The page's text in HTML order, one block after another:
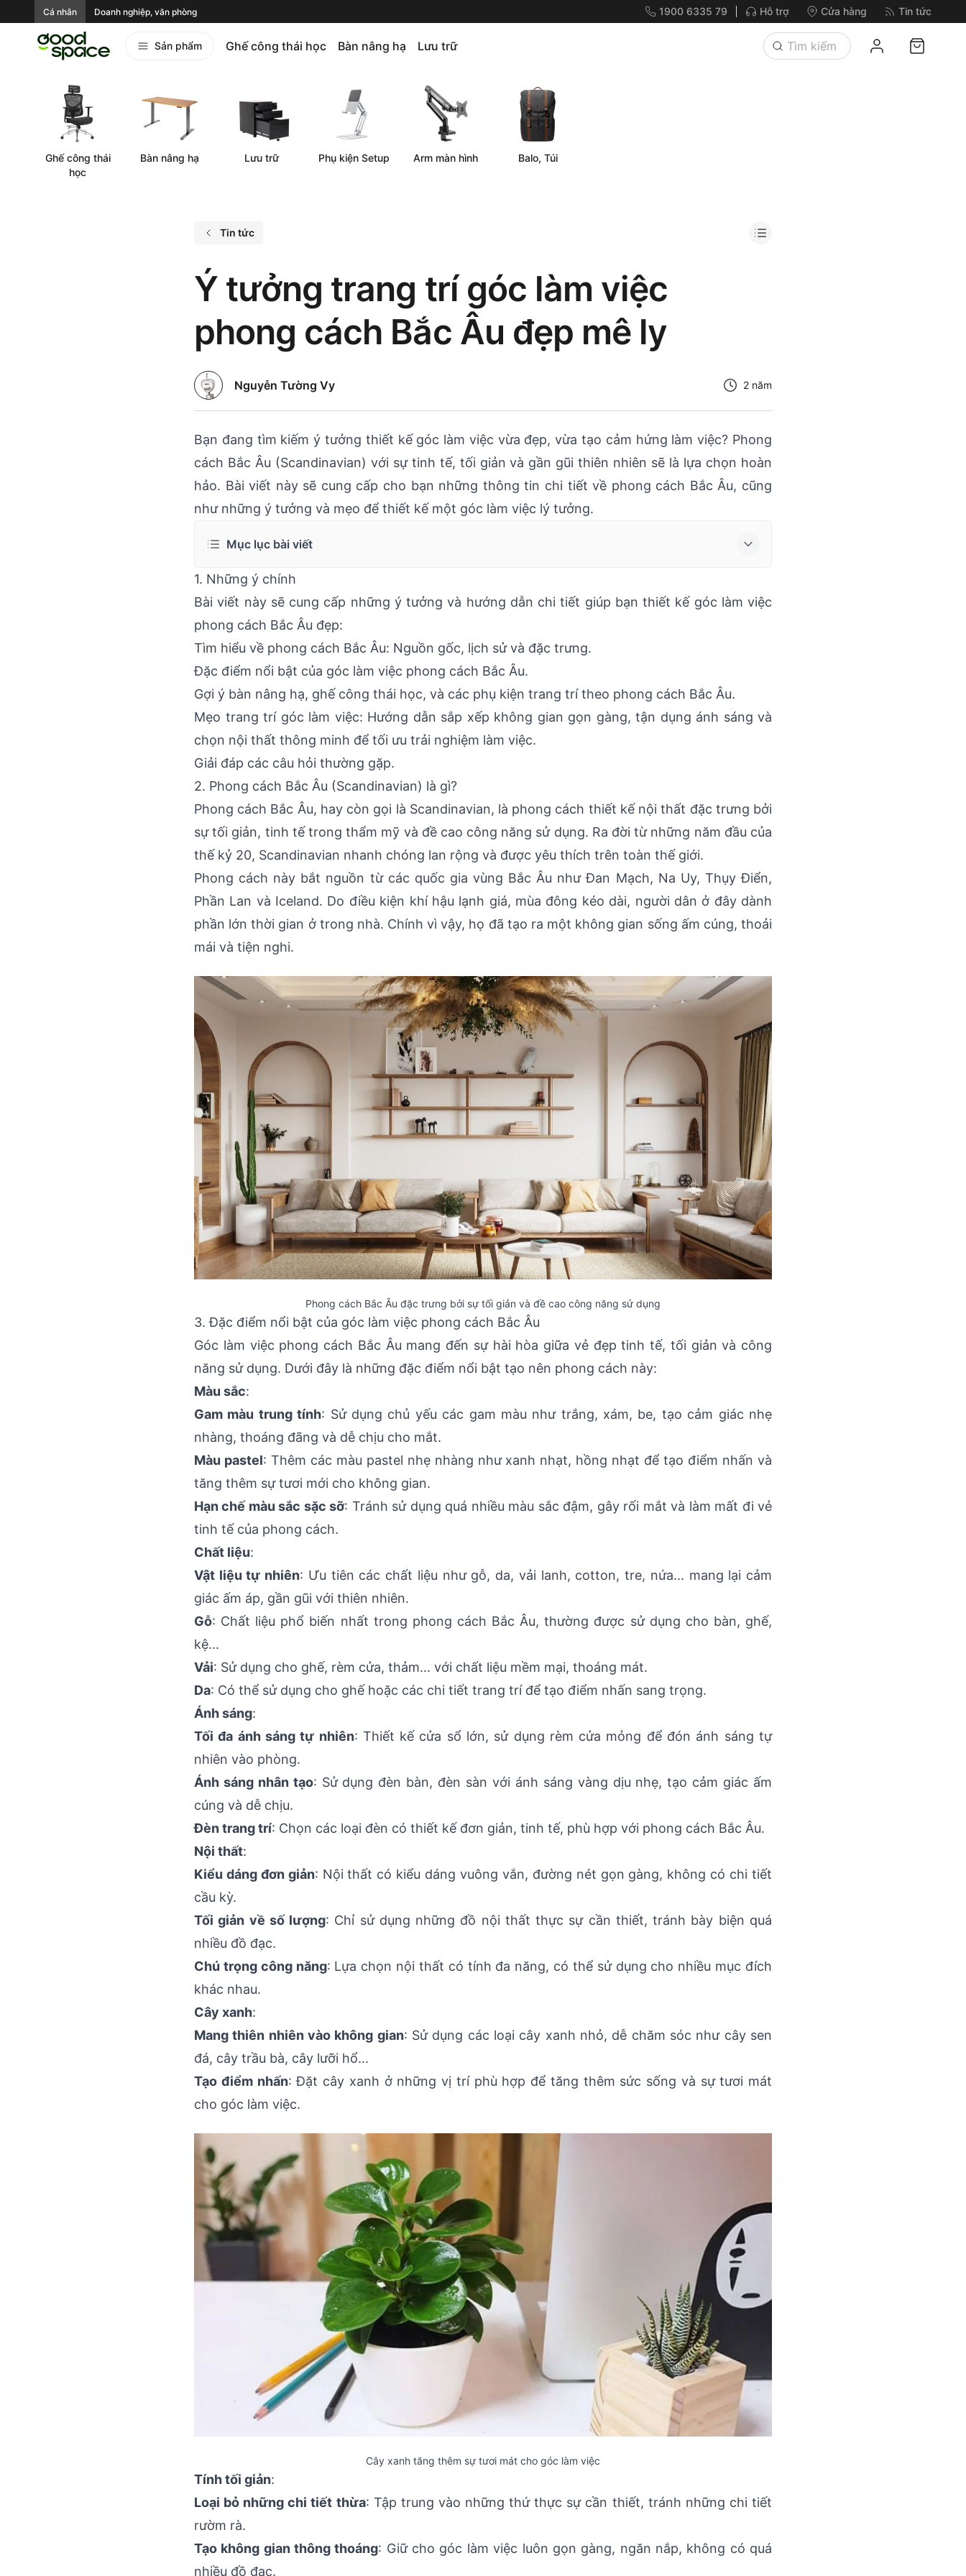
Cá nhân Doanh nghiệp, văn phòng 1900 6335 79 Hỗ trợ Cửa hàng Tin tức
Sản phẩm Ghế công thái học Bàn nâng hạ Lưu trữ
Ghế công thái
học
Bàn nâng hạ Lưu trữ Phụ kiện Setup Arm màn hình Balo, Túi
Tin tức
Ý tưởng trang trí góc làm việc
phong cách Bắc Âu đẹp mê ly
Nguyễn Tường Vy 2 năm
Bạn đang tìm kiếm ý tưởng thiết kế góc làm việc vừa đẹp, vừa tạo cảm hứng làm việc? Phong
cách Bắc Âu (Scandinavian) với sự tinh tế, tối giản và gần gũi thiên nhiên sẽ là lựa chọn hoàn
hảo. Bài viết này sẽ cung cấp cho bạn những thông tin chi tiết về phong cách Bắc Âu, cũng
như những ý tưởng và mẹo để thiết kế một góc làm việc lý tưởng.
Mục lục bài viết
1. Những ý chính
Bài viết này sẽ cung cấp những ý tưởng và hướng dẫn chi tiết giúp bạn thiết kế góc làm việc
phong cách Bắc Âu đẹp:
Tìm hiểu về phong cách Bắc Âu: Nguồn gốc, lịch sử và đặc trưng.
Đặc điểm nổi bật của góc làm việc phong cách Bắc Âu.
Gợi ý bàn nâng hạ, ghế công thái học, và các phụ kiện trang trí theo phong cách Bắc Âu.
Mẹo trang trí góc làm việc: Hướng dẫn sắp xếp không gian gọn gàng, tận dụng ánh sáng và
chọn nội thất thông minh để tối ưu trải nghiệm làm việc.
Giải đáp các câu hỏi thường gặp.
2. Phong cách Bắc Âu (Scandinavian) là gì?
Phong cách Bắc Âu, hay còn gọi là Scandinavian, là phong cách thiết kế nội thất đặc trưng bởi
sự tối giản, tinh tế trong thẩm mỹ và đề cao công năng sử dụng. Ra đời từ những năm đầu của
thế kỷ 20, Scandinavian nhanh chóng lan rộng và được yêu thích trên toàn thế giới.
Phong cách này bắt nguồn từ các quốc gia vùng Bắc Âu như Đan Mạch, Na Uy, Thụy Điển,
Phần Lan và Iceland. Do điều kiện khí hậu lạnh giá, mùa đông kéo dài, người dân ở đây dành
phần lớn thời gian ở trong nhà. Chính vì vậy, họ đã tạo ra một không gian sống ấm cúng, thoải
mái và tiện nghi.
Phong cách Bắc Âu đặc trưng bởi sự tối giản và đề cao công năng sử dụng
3. Đặc điểm nổi bật của góc làm việc phong cách Bắc Âu
Góc làm việc phong cách Bắc Âu mang đến sự hài hòa giữa vẻ đẹp tinh tế, tối giản và công
năng sử dụng. Dưới đây là những đặc điểm nổi bật tạo nên phong cách này:
Màu sắc:
Gam màu trung tính: Sử dụng chủ yếu các gam màu như trắng, xám, be, tạo cảm giác nhẹ
nhàng, thoáng đãng và dễ chịu cho mắt.
Màu pastel: Thêm các màu pastel nhẹ nhàng như xanh nhạt, hồng nhạt để tạo điểm nhấn và
tăng thêm sự tươi mới cho không gian.
Hạn chế màu sắc sặc sỡ: Tránh sử dụng quá nhiều màu sắc đậm, gây rối mắt và làm mất đi vẻ
tinh tế của phong cách.
Chất liệu:
Vật liệu tự nhiên: Ưu tiên các chất liệu như gỗ, da, vải lanh, cotton, tre, nứa... mang lại cảm
giác ấm áp, gần gũi với thiên nhiên.
Gỗ: Chất liệu phổ biến nhất trong phong cách Bắc Âu, thường được sử dụng cho bàn, ghế,
kệ...
Vải: Sử dụng cho ghế, rèm cửa, thảm... với chất liệu mềm mại, thoáng mát.
Da: Có thể sử dụng cho ghế hoặc các chi tiết trang trí để tạo điểm nhấn sang trọng.
Ánh sáng:
Tối đa ánh sáng tự nhiên: Thiết kế cửa sổ lớn, sử dụng rèm cửa mỏng để đón ánh sáng tự
nhiên vào phòng.
Ánh sáng nhân tạo: Sử dụng đèn bàn, đèn sàn với ánh sáng vàng dịu nhẹ, tạo cảm giác ấm
cúng và dễ chịu.
Đèn trang trí: Chọn các loại đèn có thiết kế đơn giản, tinh tế, phù hợp với phong cách Bắc Âu.
Nội thất:
Kiểu dáng đơn giản: Nội thất có kiểu dáng vuông vắn, đường nét gọn gàng, không có chi tiết
cầu kỳ.
Tối giản về số lượng: Chỉ sử dụng những đồ nội thất thực sự cần thiết, tránh bày biện quá
nhiều đồ đạc.
Chú trọng công năng: Lựa chọn nội thất có tính đa năng, có thể sử dụng cho nhiều mục đích
khác nhau.
Cây xanh:
Mang thiên nhiên vào không gian: Sử dụng các loại cây xanh nhỏ, dễ chăm sóc như cây sen
đá, cây trầu bà, cây lưỡi hổ...
Tạo điểm nhấn: Đặt cây xanh ở những vị trí phù hợp để tăng thêm sức sống và sự tươi mát
cho góc làm việc.
Cây xanh tăng thêm sự tươi mát cho góc làm việc
Tính tối giản:
Loại bỏ những chi tiết thừa: Tập trung vào những thứ thực sự cần thiết, tránh những chi tiết
rườm rà.
Tạo không gian thông thoáng: Giữ cho góc làm việc luôn gọn gàng, ngăn nắp, không có quá
nhiều đồ đạc.